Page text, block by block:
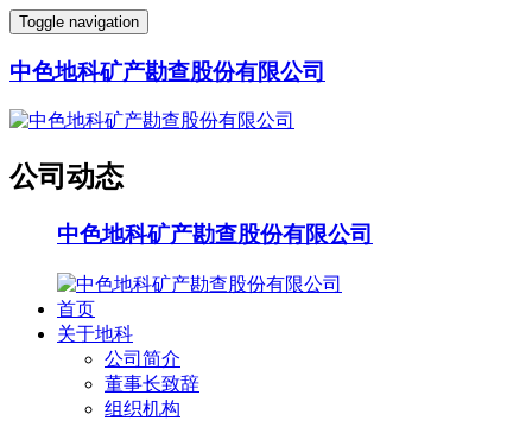
Toggle navigation
中色地科矿产勘查股份有限公司
公司动态
中色地科矿产勘查股份有限公司
首页
关于地科
公司简介
董事长致辞
组织机构